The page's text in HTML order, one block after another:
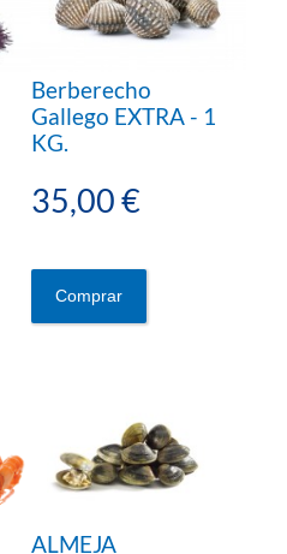
Berberecho
Gallego EXTRA - 1
KG.
35,00 €
Comprar
ALMEJA